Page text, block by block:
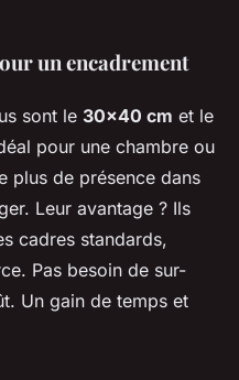
un encadrement
sont le 30x40 cm et le
pour une chambre ou
plus de présence dans
Leur avantage ? Ils
cadres standards,
Pas besoin de sur-
Un gain de temps et